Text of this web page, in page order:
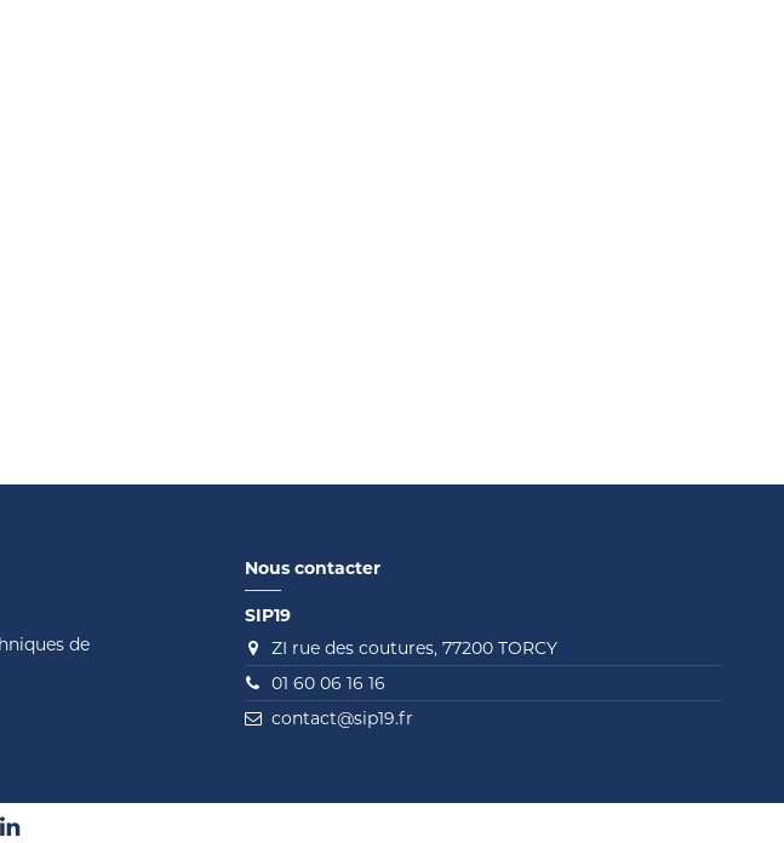
de
Nous contacter
SIP19
ZI rue des coutures, 77200 TORCY
01 60 06 16 16
contact@sip19.fr